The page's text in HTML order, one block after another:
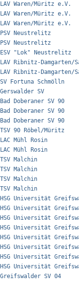
99 LAV Waren/
99 LAV Waren/
00 LAV Waren/
99 PSV
99 PSV
ESV "Lok"
Ribnitz-
Ribnitz-
SV Fortuna
99
Bad Doberaner
Bad Doberaner
Bad Doberaner
TSV 90
99 LAC Mühl
99 LAC Mühl
00 TSV
99 TSV
99 TSV
99 TSV
Universität
Universität
Universität
Universität
Universität
Universität
Universität
Universität
Greifswalder